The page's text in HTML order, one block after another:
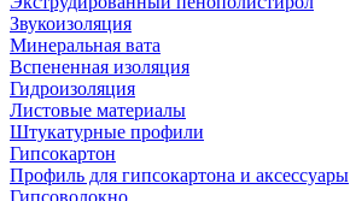
Звукоизоляция
Минеральная вата
Вспененная изоляция
Гидроизоляция
Листовые материалы
Штукатурные профили
Гипсокартон
Профиль для гипсокартона и аксессуары
Гипсоволокно